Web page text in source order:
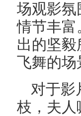
场观影氛
情节丰富
出的坚
飞舞的场
对于影
枝，夫人